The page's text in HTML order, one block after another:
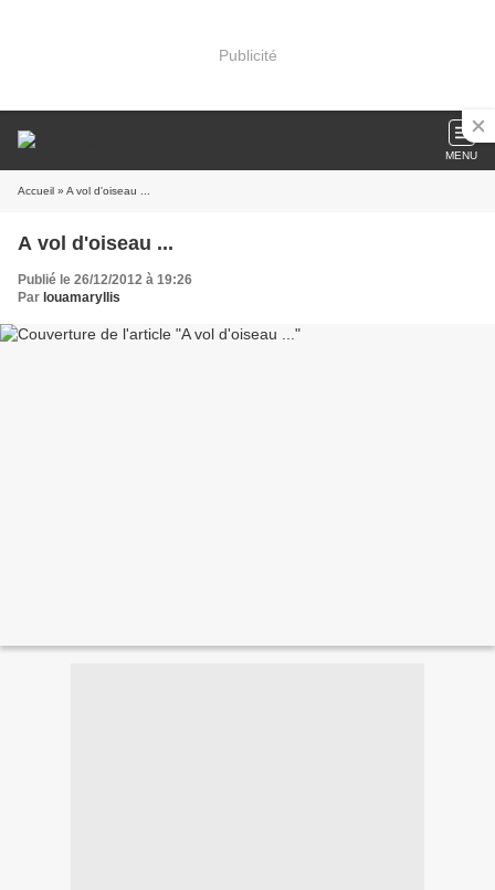
Publicité
MENU
Accueil » A vol d'oiseau ...
A vol d'oiseau ...
Publié le 26/12/2012 à 19:26
Par louamaryllis